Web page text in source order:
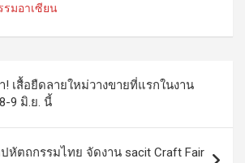
มอาเซียน
เสื้อยืดลายใหม่วางขายที่แรกในงาน
8-9 มิ.ย. นี้
หัตถกรรมไทย จัดงาน sacit Craft Fair